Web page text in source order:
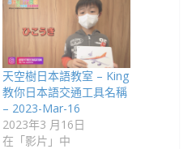
天空樹日本語教室 – King
教你日本語交通工具名稱
– 2023-Mar-16
2023年3 月16日
在「影片」中